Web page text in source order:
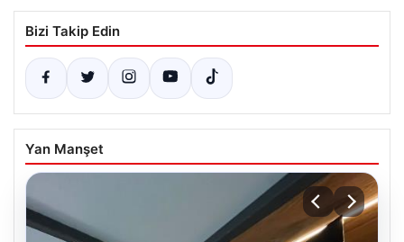
Bizi Takip Edin
Yan Manşet